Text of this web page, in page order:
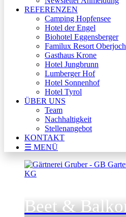
REFERENZEN
Camping Hopfensee
Hotel der Engel
Biohotel Eggensberger
Familux Resort Oberjoch
Gasthaus Krone
Hotel Jungbrunn
Lumberger Hof
Hotel Sonnenhof
Hotel Tyrol
ÜBER UNS
Team
Nachhaltigkeit
Stellenangebot
KONTAKT
☰ MENÜ
Beet &